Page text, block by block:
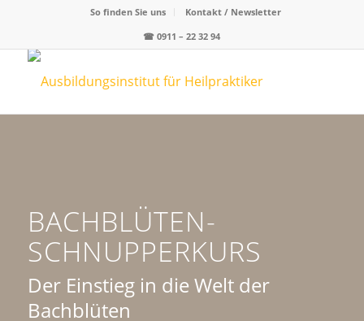
So finden Sie uns
Kontakt / Newsletter
☎0911 – 22 32 94
BACHBLÜTEN-
SCHNUPPERKURS
Der Einstieg in die Welt der
Bachblüten